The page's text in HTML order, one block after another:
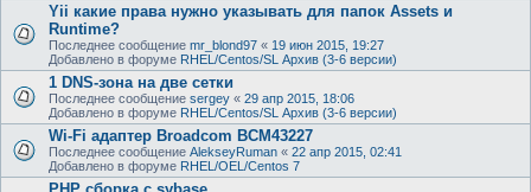
Yii какие права нужно указывать для папок Assets и
Runtime?
Последнее сообщение mr_blond97 « 19 июн 2015, 19:27
Добавлено в форуме RHEL/Centos/SL Архив (3-6 версии)
1 DNS-зона на две сетки
Последнее сообщение sergey « 29 апр 2015, 18:06
Добавлено в форуме RHEL/Centos/SL Архив (3-6 версии)
Wi-Fi адаптер Broadcom BCM43227
Последнее сообщение AlekseyRuman « 22 апр 2015, 02:41
Добавлено в форуме RHEL/OEL/Centos 7
PHP сборка с sybase